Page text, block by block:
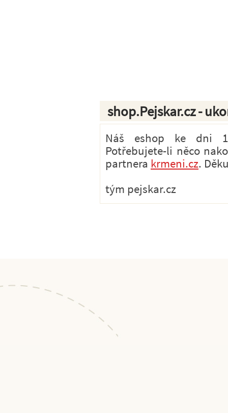
shop.Pejskar.cz -
Náš eshop ke dni
Potřebujete-li něco
partnera krmeni.cz.
tým pejskar.cz